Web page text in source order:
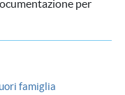
per
famiglia